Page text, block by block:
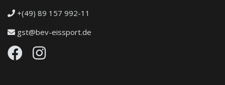
+(49) 89 157 992-11
gst@bev-eissport.de